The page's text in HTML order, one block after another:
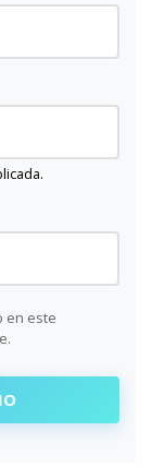
en este